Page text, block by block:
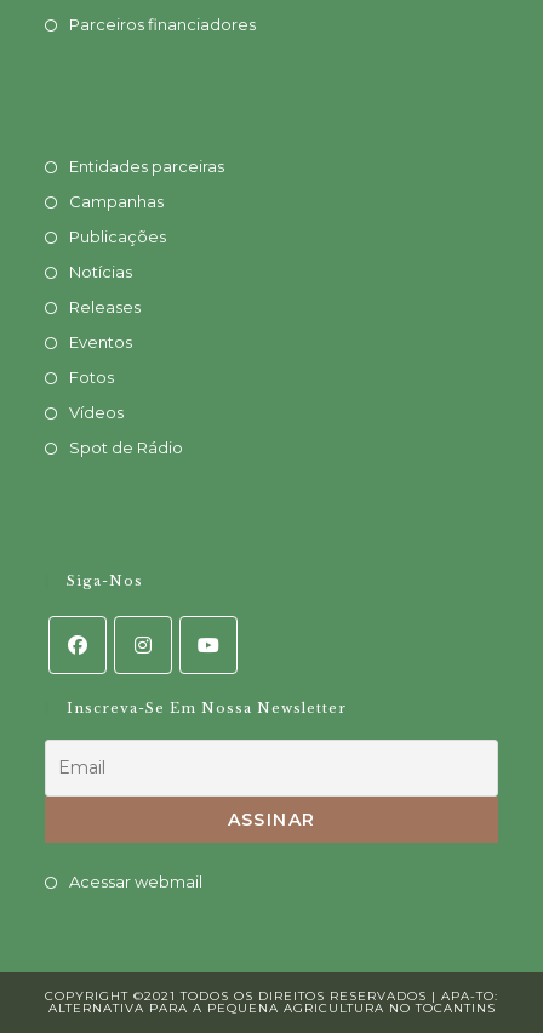
Parceiros financiadores
Entidades parceiras
Campanhas
Publicações
Notícias
Releases
Eventos
Fotos
Vídeos
Spot de Rádio
Siga-Nos
Inscreva-Se Em Nossa Newsletter
Acessar webmail
new
tab
COPYRIGHT ©2021 TODOS OS DIREITOS RESERVADOS | APA-TO:
ALTERNATIVA PARA A PEQUENA AGRICULTURA NO TOCANTINS